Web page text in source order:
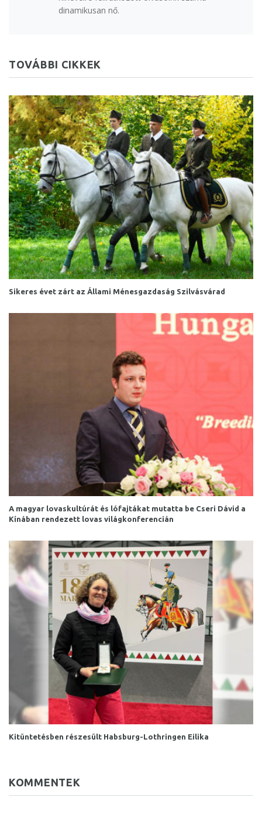
dinamikusan nő.
TOVÁBBI CIKKEK
Sikeres évet zárt az Állami Ménesgazdaság Szilvásvárad
A magyar lovaskultúrát és lófajtákat mutatta be Cseri Dávid a
Kínában rendezett lovas világkonferencián
Kitüntetésben részesült Habsburg-Lothringen Eilika
KOMMENTEK